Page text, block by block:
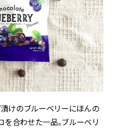
漬けのブルーベリーにほんの
合わせた一品。ブルーベリ